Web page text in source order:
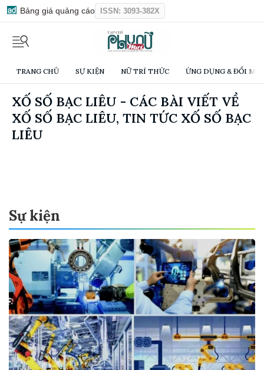
Bảng giá quảng cáo ISSN: 3093-382X
TRANG CHỦ SỰ KIỆN NỮ TRÍ THỨC ỨNG DỤNG & ĐỔI
XỐ SỐ BẠC LIÊU - CÁC BÀI VIẾT VỀ
XỐ SỐ BẠC LIÊU, TIN TỨC XỐ SỐ BẠC
LIÊU
Sự kiện